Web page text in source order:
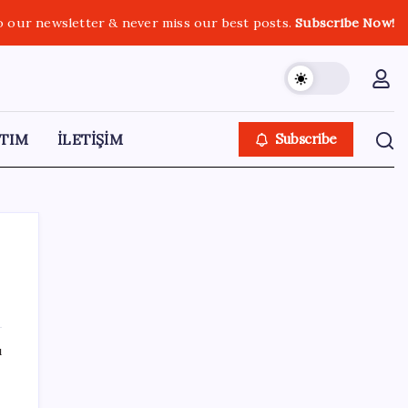
our newsletter & never miss our best posts.Subscribe Now!
İLETİŞİM Subscribe